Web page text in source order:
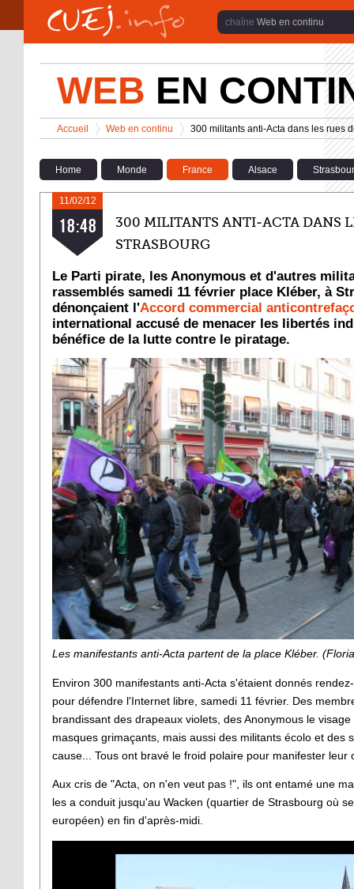
Aller au contenu principal
Web en continu
WEB EN
Vous êtes ici
Accueil
>
Web en continu
>
300 militants anti-Acta dans les rues
Home Monde France Alsace
11/02/12
18:48
300 MILITANTS ANTI-ACTA DANS
STRASBOURG
Le Parti pirate, les Anonymous et d'autres
rassemblés samedi 11 février place Kléber, à
dénonçaient l'Accord commercial
international accusé de menacer les libertés
bénéfice de la lutte contre le piratage.
Les manifestants anti-Acta partent de la place Kléber.
Environ 300 manifestants anti-Acta s'étaient donnés
pour défendre l'Internet libre, samedi 11 février. Des
brandissant des drapeaux violets, des Anonymous le
masques grimaçants, mais aussi des militants écolo et des
cause... Tous ont bravé le froid polaire pour manifester leur
Aux cris de "Acta, on n'en veut pas !", ils ont entamé une
les a conduit jusqu'au Wacken (quartier de Strasbourg où
européen) en fin d'après-midi.